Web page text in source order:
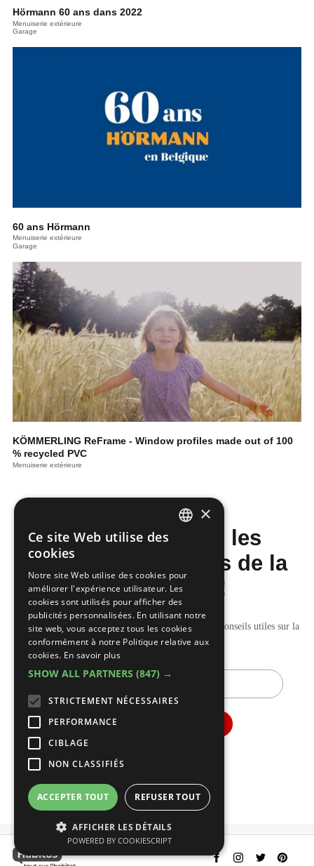
Hörmann 60 ans dans 2022
Menuiserie extérieure
Garage
60 ans Hörmann
Menuiserie extérieure
Garage
KÖMMERLING ReFrame - Window profiles made out of 100
% recycled PVC
Menuiserie extérieure
Ne manquez pas les
dernières nouvelles de la
construction!
Recevez nos mises à jour hebdomadaires pleines de conseils utiles sur la
construction et la rénovation.
E-
×
Ce site Web utilise des
cookies
Notre site Web utilise des cookies pour
améliorer l'expérience utilisateur. Les
cookies sont utilisés pour afficher des
publicités personnalisées. En utilisant notre
site web, vous acceptez tous les cookies
conformément à notre Politique relative aux
cookies. En savoir plus
SHOW ALL PARTNERS (847) →
STRICTEMENT NÉCESSAIRES
PERFORMANCE
CIBLAGE
NON CLASSIFIÉS
ACCEPTER TOUT REFUSER TOUT
AFFICHER LES DÉTAILS
POWERED BY COOKIESCRIPT